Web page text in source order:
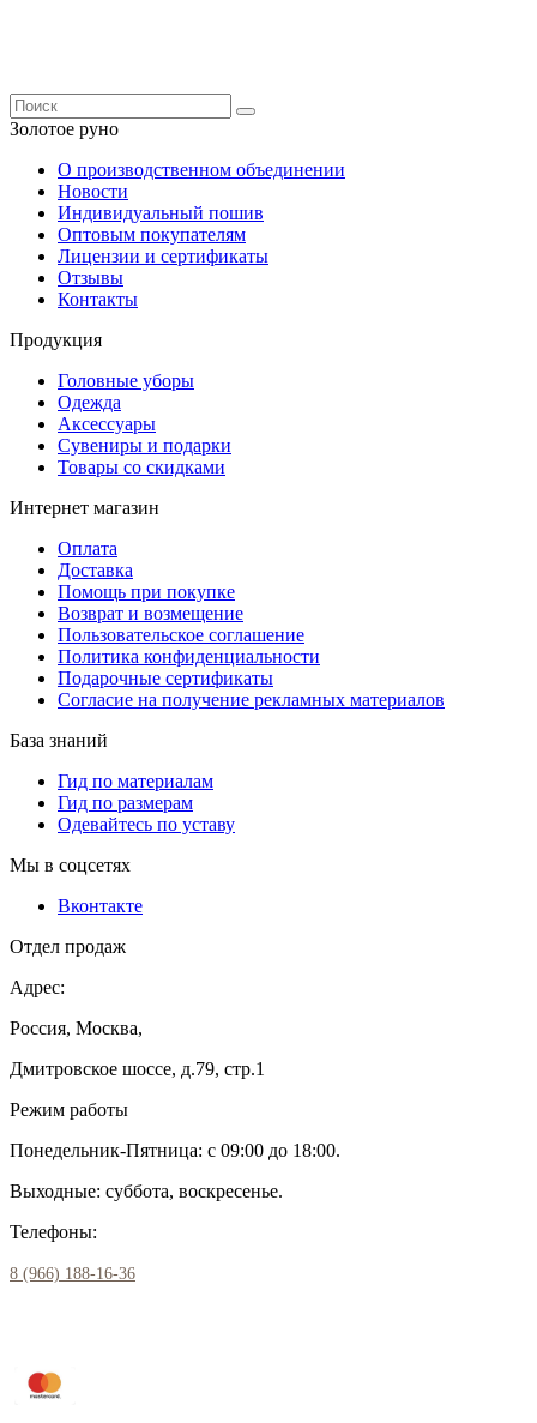
Золотое руно
О производственном объединении
Новости
Индивидуальный пошив
Оптовым покупателям
Лицензии и сертификаты
Отзывы
Контакты
Продукция
Головные уборы
Одежда
Аксессуары
Сувениры и подарки
Товары со скидками
Интернет магазин
Оплата
Доставка
Помощь при покупке
Возврат и возмещение
Пользовательское соглашение
Политика конфиденциальности
Подарочные сертификаты
Согласие на получение рекламных материалов
База знаний
Гид по материалам
Гид по размерам
Одевайтесь по уставу
Мы в соцсетях
Вконтакте
Отдел продаж
Адрес:
Россия, Москва,
Дмитровское шоссе, д.79, стр.1
Режим работы
Понедельник-Пятница: с 09:00 до 18:00.
Выходные: суббота, воскресенье.
Телефоны:
8 (966) 188-16-36